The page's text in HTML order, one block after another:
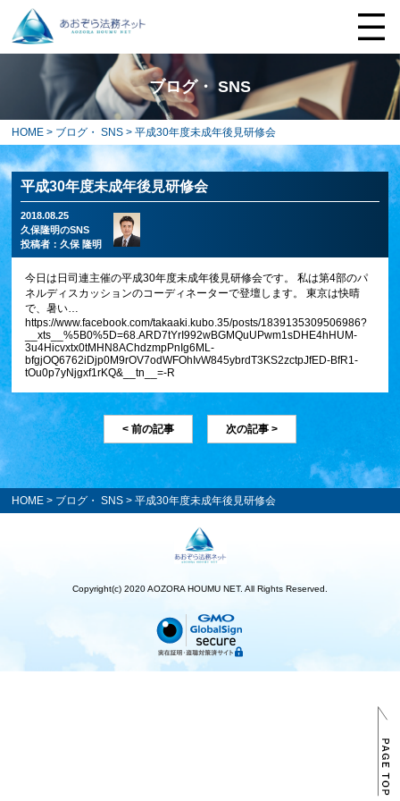
ブログ・ SNS
HOME > ブログ・ SNS > 平成30年度未成年後見研修会
平成30年度未成年後見研修会
2018.08.25
久保隆明のSNS
投稿者：久保 隆明
今日は日司連主催の平成30年度未成年後見研修会です。 私は第4部のパ
ネルディスカッションのコーディネーターで登壇します。 東京は快晴
で、暑い…
https://www.facebook.com/takaaki.kubo.35/posts/1839135309506986?
__xts__%5B0%5D=68.ARD7tYrI992wBGMQuUPwm1sDHE4hHUM-
3u4Hicvxtx0tMHN8AChdzmpPnIg6ML-
bfgjOQ6762iDjp0M9rOV7odWFOhIvW845ybrdT3KS2zctpJfED-BfR1-
tOu0p7yNjgxf1rKQ&__tn__=-R
< 前の記事 次の記事 >
HOME > ブログ・ SNS > 平成30年度未成年後見研修会
Copyright(c) 2020 AOZORA HOUMU NET. All Rights Reserved.